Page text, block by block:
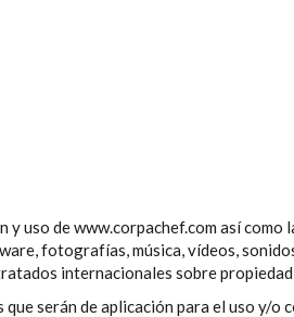
uso de www.corpachef.com así
fotografías, música, vídeos,
internacionales sobre
serán de aplicación para el uso y/